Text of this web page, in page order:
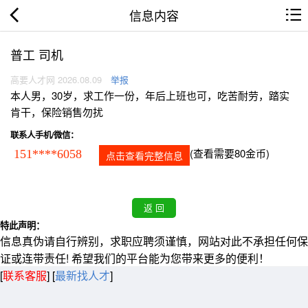
信息内容
普工 司机
高要人才网 2026.08.09 举报
本人男，30岁，求工作一份，年后上班也可，吃苦耐劳，踏实
肯干，保险销售勿扰
联系人手机/微信：
151****6058 点击查看完整信息 (查看需要80金币)
特此声明：
信息真伪请自行辨别，求职应聘须谨慎，网站对此不承担任何保
证或连带责任! 希望我们的平台能为您带来更多的便利！
[联系客服] [最新找人才]